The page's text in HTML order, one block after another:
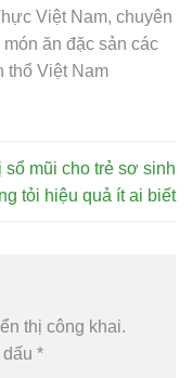
Việt Nam, chuyên
ăn đặc sản các
thổ Việt Nam
sổ mũi cho trẻ sơ sinh
tỏi hiệu quả ít ai biết
thị công khai.
*